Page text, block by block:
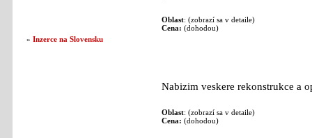
» Inzerce na Slovensku
Oblast: (zobrazí sa v detaile)
Cena: (dohodou)
Nabizim veskere rekonstrukce a
Oblast: (zobrazí sa v detaile)
Cena: (dohodou)